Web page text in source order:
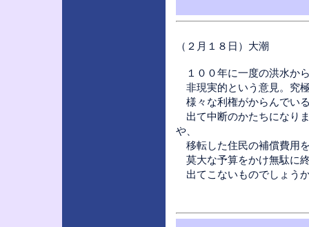
（２月１８日）大潮
１００年に一度の洪水か
非現実的という意見。究
様々な利権がからんでい
出て中断のかたちになり
や、
移転した住民の補償費用
莫大な予算をかけ無駄に
出てこないものでしょう